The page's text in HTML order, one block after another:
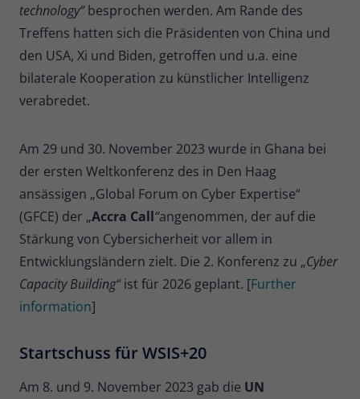
technology“besprochen werden. Am Rande des
Treffens hatten sich die Präsidenten von China und
den USA, Xi und Biden, getroffen und u.a. eine
bilaterale Kooperation zu künstlicher Intelligenz
verabredet.
Am 29 und 30. November 2023 wurde in Ghana bei
der ersten Weltkonferenz des in Den Haag
ansässigen „Global Forum on Cyber Expertise“
(GFCE) der „Accra Call“angenommen, der auf die
Stärkung von Cybersicherheit vor allem in
Entwicklungsländern zielt. Die 2. Konferenz zu „Cyber
Capacity Building“ist für 2026 geplant. [Further
information]
Startschuss für WSIS+20
Am 8. und 9. November 2023 gab die UN